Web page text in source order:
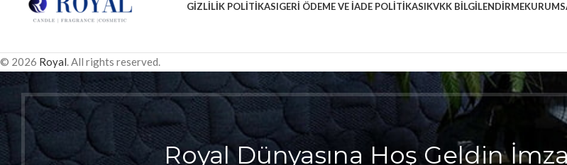
GIZLILIK POLITIKASIGERI ÖDEME VE İADE POLITIKASIKVKK BILGILENDIRME
© 2026 Royal. All rights reserved.
Royal Dünyasına Hoş Geldin